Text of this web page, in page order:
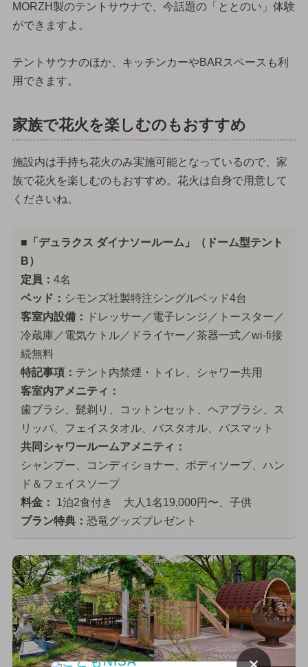
MORZH製のテントサウナで、今話題の「ととのい」体験
ができますよ。
テントサウナのほか、キッチンカーやBARスペースも利
用できます。
家族で花火を楽しむのもおすすめ
施設内は手持ち花火のみ実施可能となっているので、家
族で花火を楽しむのもおすすめ。花火は自身で用意して
くださいね。
■「デュラクス ダイナソールーム」（ドーム型テント
B）
定員： 4名
ベッド： シモンズ社製特注シングルベッド4台
客室内設備：
ドレッサー／電子レンジ／トースター／
冷蔵庫／電気ケトル／ドライヤー／茶器一式／wi-fi接
続無料
特記事項： テント内禁煙・トイレ、シャワー共用
客室内アメニティ：
歯ブラシ、髭剃り、コットンセット、ヘアブラシ、ス
リッパ、フェイスタオル、バスタオル、バスマット
共同シャワールームアメニティ：
シャンプー、コンディショナー、ボディソープ、ハン
ド＆フェイスソープ
料金：
1泊2食付き 大人1名19,000円〜、子供
プラン特典： 恐竜グッズプレゼント